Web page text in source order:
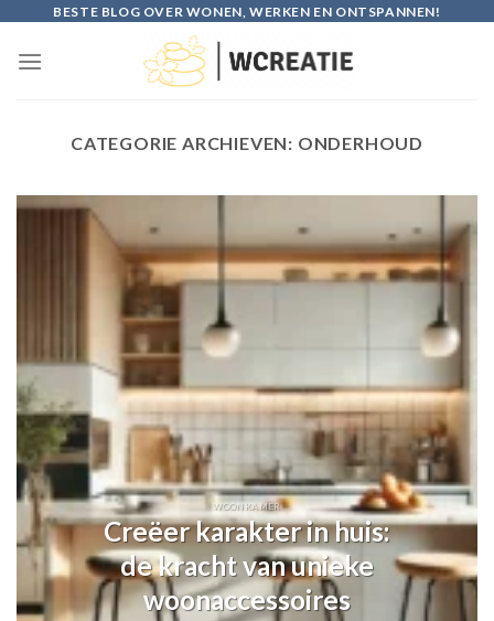
content
BESTE BLOG OVER WONEN, WERKEN EN ONTSPANNEN!
CATEGORIE ARCHIEVEN: ONDERHOUD
WOONKAMER
Creëer karakter in huis:
de kracht van unieke
woonaccessoires